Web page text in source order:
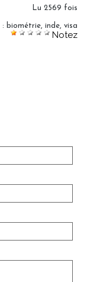
Lu 2569 fois
: biométrie, inde, visa
Notez